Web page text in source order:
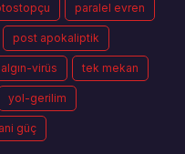
paralel evren
post apokaliptik
virüs tek mekan
yol-gerilim
güç